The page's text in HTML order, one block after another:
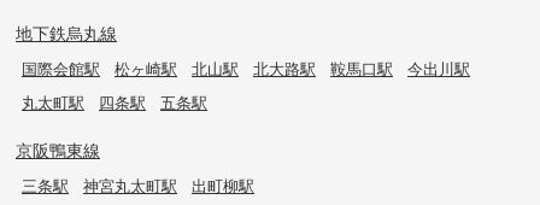
地下鉄烏丸線
国際会館駅 松ヶ崎駅 北山駅 北大路駅 鞍馬口駅
今出川駅
丸太町駅
四条駅 五条駅
京阪鴨東線
三条駅 神宮丸太町駅 出町柳駅